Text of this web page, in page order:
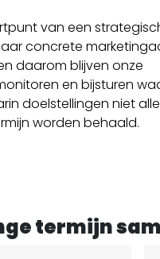
van een
concrete
daarom blijven onze
en bijsturen
doelstellingen niet
worden behaald.
termijn